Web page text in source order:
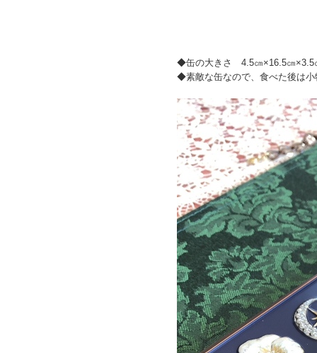
◆缶の大きさ 4.5㎝×16.5㎝×3.5
◆素敵な缶なので、食べた後は